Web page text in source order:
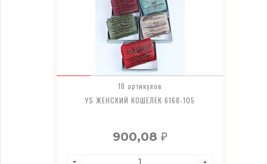
10 артикулов
YS ЖЕНСКИЙ КОШЕЛЕК 6168-105
900,08 ₽